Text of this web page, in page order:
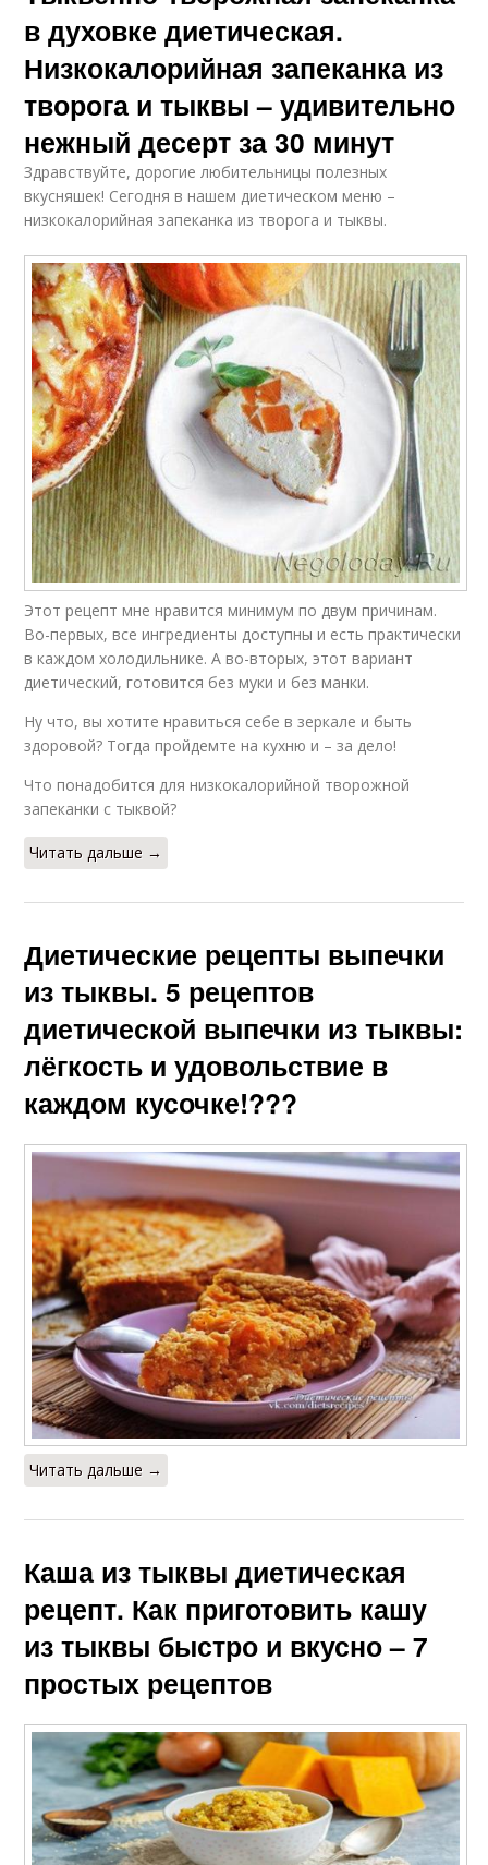
в духовке диетическая.
Низкокалорийная запеканка из
творога и тыквы – удивительно
нежный десерт за 30 минут
Здравствуйте, дорогие любительницы полезных
вкусняшек! Сегодня в нашем диетическом меню –
низкокалорийная запеканка из творога и тыквы.
Этот рецепт мне нравится минимум по двум причинам.
Во-первых, все ингредиенты доступны и есть практически
в каждом холодильнике. А во-вторых, этот вариант
диетический, готовится без муки и без манки.
Ну что, вы хотите нравиться себе в зеркале и быть
здоровой? Тогда пройдемте на кухню и – за дело!
Что понадобится для низкокалорийной творожной
запеканки с тыквой?
Читать дальше →
Диетические рецепты выпечки
из тыквы. 5 рецептов
диетической выпечки из тыквы:
лёгкость и удовольствие в
каждом кусочке!???
Читать дальше →
Каша из тыквы диетическая
рецепт. Как приготовить кашу
из тыквы быстро и вкусно – 7
простых рецептов